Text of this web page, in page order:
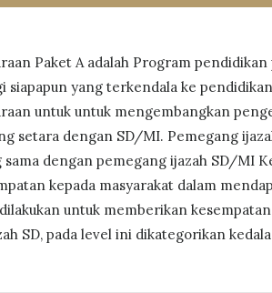
Paket A adalah Program
siapapun yang terkendala ke
untuk untuk mengembangkan
setara dengan SD/MI. Pemegang
dengan pemegang ijazah SD/MI
kepada masyarakat dalam
untuk memberikan
SD, pada level ini dikategorikan